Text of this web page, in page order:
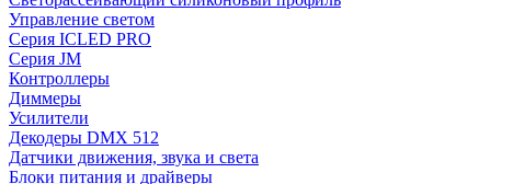
Управление светом
Серия ICLED PRO
Серия JM
Контроллеры
Диммеры
Усилители
Декодеры DMX 512
Датчики движения, звука и света
Блоки питания и драйверы